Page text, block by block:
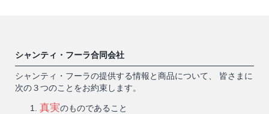
シャンティ・フーラ合同会社
シャンティ・フーラの提供する情報と商品について、 皆さまに
次の３つのことをお約束します。
真実のものであること